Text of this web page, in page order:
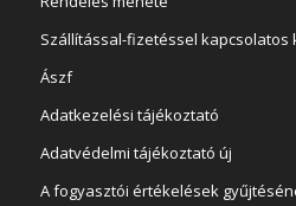
Szállítással-fizetéssel kapcsolatos
Ászf
Adatkezelési tájékoztató
Adatvédelmi tájékoztató új
A fogyasztói értékelések